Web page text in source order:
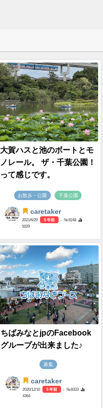
大賀ハスと池のボートとモ
ノレール。 ザ・千葉公園！
って感じです。
お散歩・公園 千葉公園
caretaker
2021/6/29 5 年前
- №9248
5029
ちばみなとjpのFacebook
グループが出来ました♪
募集
caretaker
2020/12/10 5 年前
- №8333
4364